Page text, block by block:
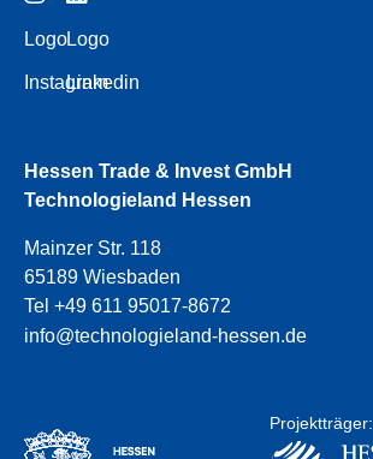
Logo
Instagram
Logo
Linkedin
Hessen Trade & Invest GmbH
Technologieland Hessen
Mainzer Str. 118
65189 Wiesbaden
Tel +49 611 95017-8672
info@technologieland-hessen.de
Projektträger: